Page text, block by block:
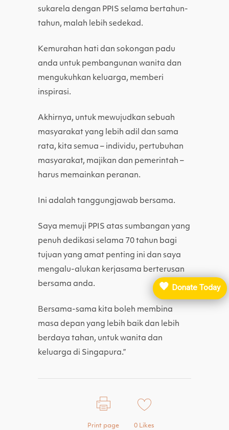
sukarela dengan PPIS selama bertahun-
tahun, malah lebih sedekad.
Kemurahan hati dan sokongan padu
anda untuk pembangunan wanita dan
mengukuhkan keluarga, memberi
inspirasi.
Akhirnya, untuk mewujudkan sebuah
masyarakat yang lebih adil dan sama
rata, kita semua – individu, pertubuhan
masyarakat, majikan dan pemerintah –
harus memainkan peranan.
Ini adalah tanggungjawab bersama.
Saya memuji PPIS atas sumbangan yang
penuh dedikasi selama 70 tahun bagi
tujuan yang amat penting ini dan saya
mengalu-alukan kerjasama berterusan
bersama anda.
Bersama-sama kita boleh membina
masa depan yang lebih baik dan lebih
berdaya tahan, untuk wanita dan
keluarga di Singapura.”
Print page 0 Likes
🧡 Donate Today